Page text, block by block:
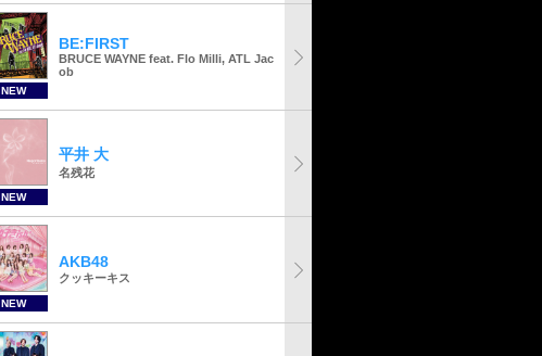
NEW
BE:FIRST
BRUCE WAYNE feat. Flo Milli, ATL Jac
ob
NEW
平井 大
名残花
NEW
AKB48
クッキーキス